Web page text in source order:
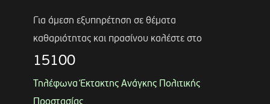
Για άμεση εξυπηρέτηση σε θέματα
καθαριότητας και πρασίνου καλέστε στο
15100
Τηλέφωνα Έκτακτης Ανάγκης Πολιτικής